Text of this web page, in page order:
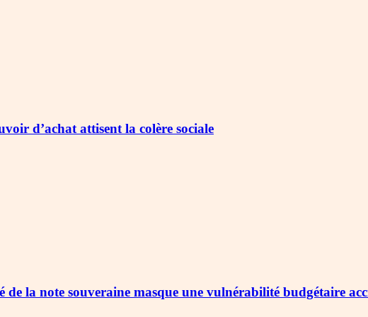
d’achat attisent la colère sociale
la note souveraine masque une vulnérabilité budgétaire